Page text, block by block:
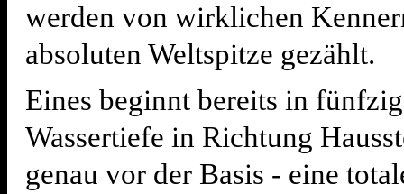
werden von wirklichen
absoluten Weltspitze gezählt.
Eines beginnt bereits in
Wassertiefe in Richtung
genau vor der Basis - eine